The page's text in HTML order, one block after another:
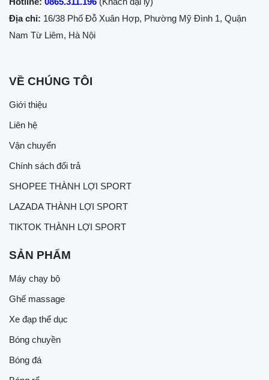
Địa chỉ: 16/38 Phố Đỗ Xuân Hợp, Phường Mỹ Đình 1, Quận
Nam Từ Liêm, Hà Nội
VỀ CHÚNG TÔI
Giới thiệu
Liên hệ
Vận chuyển
Chính sách đổi trả
SHOPEE THÀNH LỢI SPORT
LAZADA THÀNH LỢI SPORT
TIKTOK THÀNH LỢI SPORT
SẢN PHẨM
Máy chạy bộ
Ghế massage
Xe đạp thể dục
Bóng chuyền
Bóng đá